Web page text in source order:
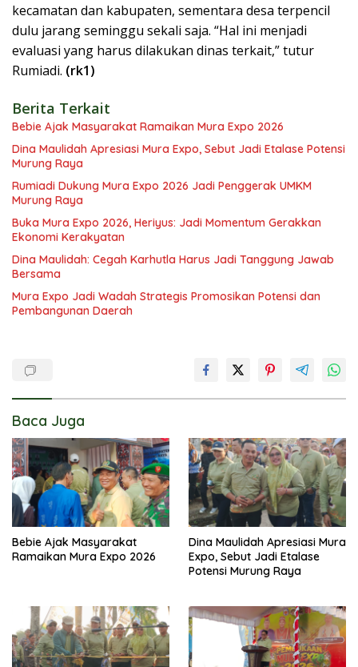
kecamatan dan kabupaten, sementara desa terpencil
dulu jarang seminggu sekali saja. “Hal ini menjadi
evaluasi yang harus dilakukan dinas terkait,” tutur
Rumiadi. (rk1)
Berita Terkait
Bebie Ajak Masyarakat Ramaikan Mura Expo 2026
Dina Maulidah Apresiasi Mura Expo, Sebut Jadi Etalase Potensi
Murung Raya
Rumiadi Dukung Mura Expo 2026 Jadi Penggerak UMKM
Murung Raya
Buka Mura Expo 2026, Heriyus: Jadi Momentum Gerakkan
Ekonomi Kerakyatan
Dina Maulidah: Cegah Karhutla Harus Jadi Tanggung Jawab
Bersama
Mura Expo Jadi Wadah Strategis Promosikan Potensi dan
Pembangunan Daerah
Baca Juga
Bebie Ajak Masyarakat
Ramaikan Mura Expo 2026
Dina Maulidah Apresiasi Mura
Expo, Sebut Jadi Etalase
Potensi Murung Raya